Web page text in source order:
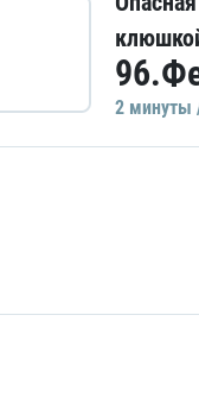
2 минуты